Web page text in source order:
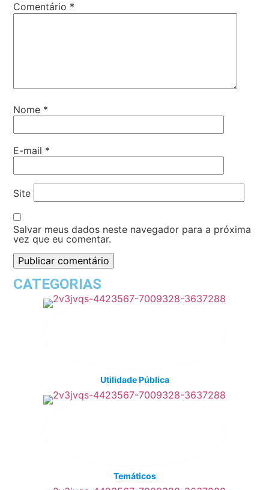
Comentário *
Nome *
E-mail *
Site
Salvar meus dados neste navegador para a próxima
vez que eu comentar.
CATEGORIAS
Utilidade Pública
Temáticos